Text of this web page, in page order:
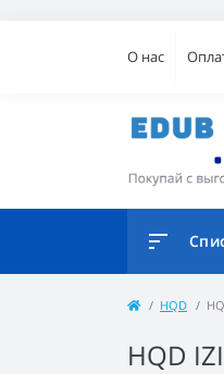
О нас
HQD
HQD